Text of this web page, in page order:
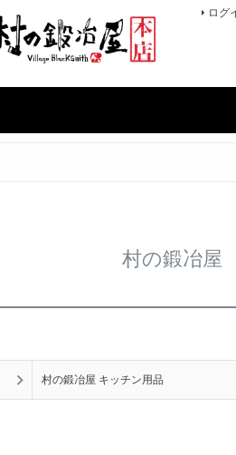
ログ
村の鍛冶屋
村の鍛冶屋 キッチン用品